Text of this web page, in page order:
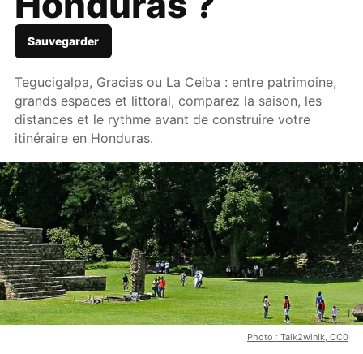
Sauvegarder
Tegucigalpa, Gracias ou La Ceiba : entre patrimoine,
grands espaces et littoral, comparez la saison, les
distances et le rythme avant de construire votre
itinéraire en Honduras.
Photo : Talk2winik, CC0